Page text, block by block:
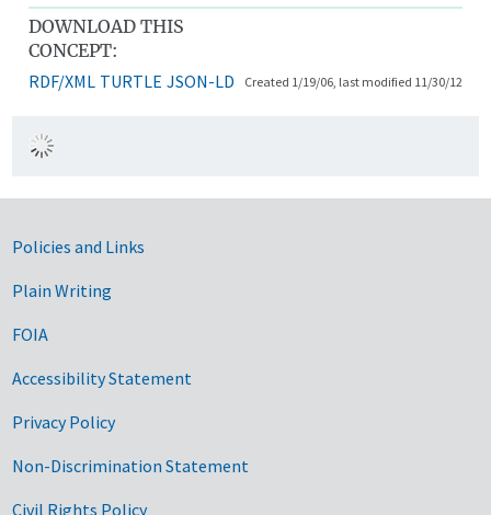
DOWNLOAD THIS
CONCEPT:
RDF/XML TURTLE JSON-LD Created 1/19/06, last modified 11/30/12
Government Links
Policies and Links
Plain Writing
FOIA
Accessibility Statement
Privacy Policy
Non-Discrimination Statement
Civil Rights Policy